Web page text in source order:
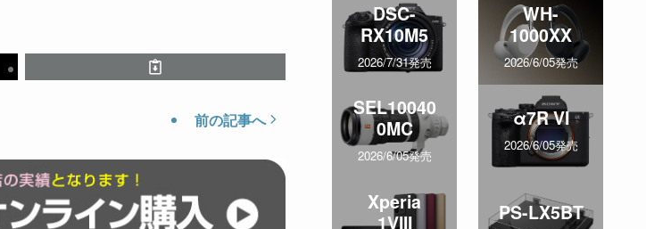
前の記事へ
DSC-
RX10M5
2026/7/31発売
WH-
1000XX
2026/6/05発売
SEL10040
0MC
2026/6/05発売
α7R VI
2026/6/05発売
Xperia
1VIII
PS-LX5BT